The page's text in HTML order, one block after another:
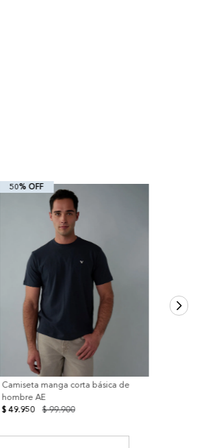
50% OFF
Camiseta manga corta básica de
hombre AE
$ 99.900
$ 49.950